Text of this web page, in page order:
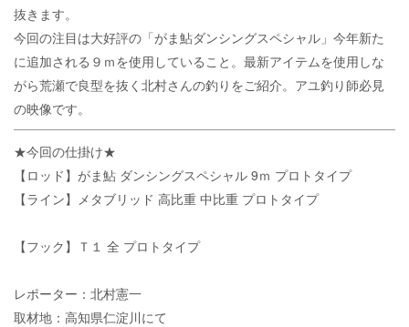
抜きます。
今回の注目は大好評の「がま鮎ダンシングスペシャル」今年新た
に追加される９ｍを使用していること。最新アイテムを使用しな
がら荒瀬で良型を抜く北村さんの釣りをご紹介。アユ釣り師必見
の映像です。
★今回の仕掛け★
【ロッド】がま鮎 ダンシングスペシャル 9ｍ プロトタイプ
【ライン】メタブリッド 高比重 中比重 プロトタイプ
【フック】Ｔ１ 全 プロトタイプ
レポーター：北村憲一
取材地：高知県仁淀川にて